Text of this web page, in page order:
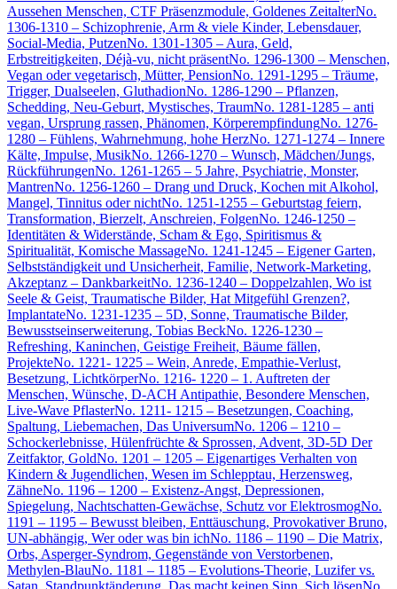
Aussehen Menschen, CTF Präsenzmodule, Goldenes ZeitalterNo.
1306-1310 – Schizophrenie, Arm & viele Kinder, Lebensdauer,
Social-Media, PutzenNo. 1301-1305 – Aura, Geld,
Erbstreitigkeiten, Déjà-vu, nicht präsentNo. 1296-1300 – Menschen,
Vegan oder vegetarisch, Mütter, PensionNo. 1291-1295 – Träume,
Trigger, Dualseelen, GluthadionNo. 1286-1290 – Pflanzen,
Schedding, Neu-Geburt, Mystisches, TraumNo. 1281-1285 – anti
vegan, Ursprung rassen, Phänomen, KörperempfindungNo. 1276-
1280 – Fühlens, Wahrnehmung, hohe HerzNo. 1271-1274 – Innere
Kälte, Impulse, MusikNo. 1266-1270 – Wunsch, Mädchen/Jungs,
RückführungenNo. 1261-1265 – 5 Jahre, Psychiatrie, Monster,
MantrenNo. 1256-1260 – Drang und Druck, Kochen mit Alkohol,
Mangel, Tinnitus oder nichtNo. 1251-1255 – Geburtstag feiern,
Transformation, Bierzelt, Anschreien, FolgenNo. 1246-1250 –
Identitäten & Widerstände, Scham & Ego, Spiritismus &
Spiritualität, Komische MassageNo. 1241-1245 – Eigener Garten,
Selbstständigkeit und Unsicherheit, Familie, Network-Marketing,
Akzeptanz – DankbarkeitNo. 1236-1240 – Doppelzahlen, Wo ist
Seele & Geist, Traumatische Bilder, Hat Mitgefühl Grenzen?,
ImplantateNo. 1231-1235 – 5D, Sonne, Traumatische Bilder,
Bewusstseinserweiterung, Tobias BeckNo. 1226-1230 –
Refreshing, Kaninchen, Geistige Freiheit, Bäume fällen,
ProjekteNo. 1221- 1225 – Wein, Anrede, Empathie-Verlust,
Besetzung, LichtkörperNo. 1216- 1220 – 1. Auftreten der
Menschen, Wünsche, D-ACH Antipathie, Besondere Menschen,
Live-Wave PflasterNo. 1211- 1215 – Besetzungen, Coaching,
Spaltung, Liebemachen, Das UniversumNo. 1206 – 1210 –
Schockerlebnisse, Hülenfrüchte & Sprossen, Advent, 3D-5D Der
Zeitfaktor, GoldNo. 1201 – 1205 – Eigenartiges Verhalten von
Kindern & Jugendlichen, Wesen im Schlepptau, Herzensweg,
ZähneNo. 1196 – 1200 – Existenz-Angst, Depressionen,
Spiegelung, Nachtschatten-Gewächse, Schutz vor ElektrosmogNo.
1191 – 1195 – Bewusst bleiben, Enttäuschung, Provokativer Bruno,
UN-abhängig, Wer oder was bin ichNo. 1186 – 1190 – Die Matrix,
Orbs, Asperger-Syndrom, Gegenstände von Verstorbenen,
Methylen-BlauNo. 1181 – 1185 – Evolutions-Theorie, Luzifer vs.
Satan, Standpunktänderung, Das macht keinen Sinn, Sich lösenNo.